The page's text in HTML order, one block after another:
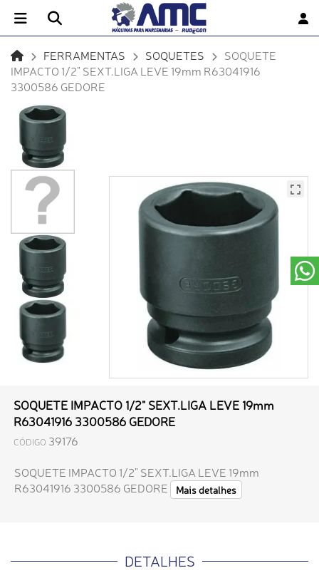
FERRAMENTAS SOQUETES
SOQUETE
IMPACTO 1/2" SEXT.LIGA LEVE 19mm R63041916
3300586 GEDORE
SOQUETE IMPACTO 1/2" SEXT.LIGA LEVE 19mm
R63041916 3300586 GEDORE
CÓDIGO 39176
SOQUETE IMPACTO 1/2" SEXT.LIGA LEVE 19mm
R63041916 3300586 GEDORE
Mais detalhes
DETALHES